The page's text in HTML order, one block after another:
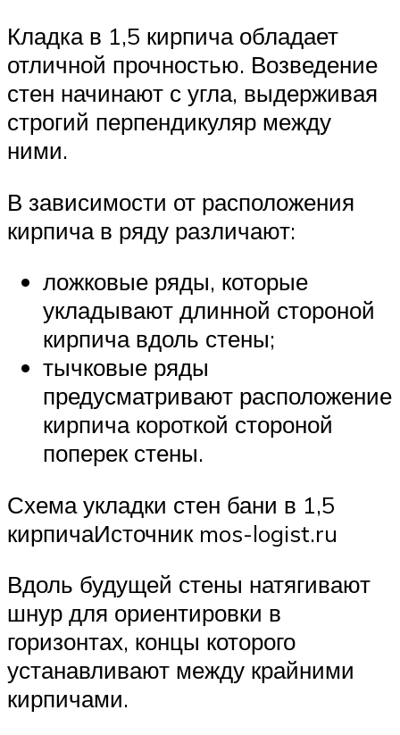
Кладка в 1,5 кирпича обладает
отличной прочностью. Возведение
стен начинают с угла, выдерживая
строгий перпендикуляр между
ними.
В зависимости от расположения
кирпича в ряду различают:
ложковые ряды, которые
укладывают длинной стороной
кирпича вдоль стены;
тычковые ряды
предусматривают расположение
кирпича короткой стороной
поперек стены.
Схема укладки стен бани в 1,5
кирпичаИсточник mos-logist.ru
Вдоль будущей стены натягивают
шнур для ориентировки в
горизонтах, концы которого
устанавливают между крайними
кирпичами.